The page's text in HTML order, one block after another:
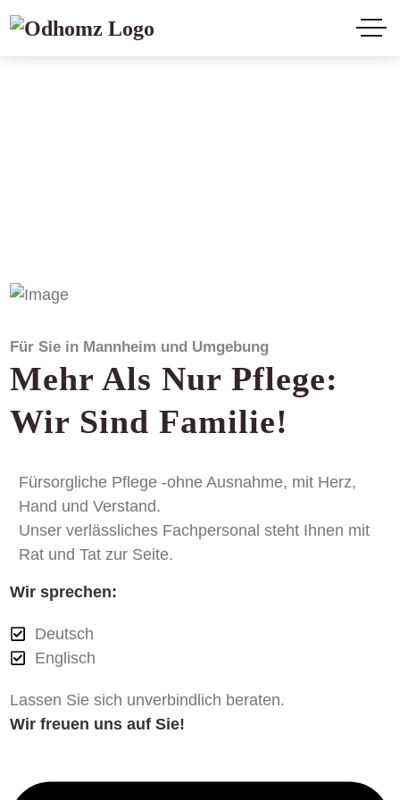
Für Sie in Mannheim und Umgebung
Mehr Als Nur Pflege:
Wir Sind Familie!
Fürsorgliche Pflege -ohne Ausnahme, mit Herz,
Hand und Verstand.
Unser verlässliches Fachpersonal steht Ihnen mit
Rat und Tat zur Seite.
Wir sprechen:
Deutsch
Englisch
Lassen Sie sich unverbindlich beraten.
Wir freuen uns auf Sie!